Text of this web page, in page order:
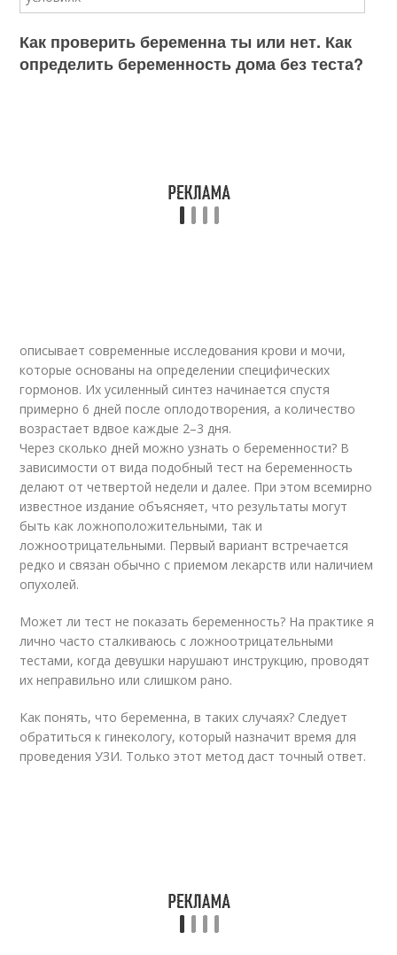
Как проверить беременна ты или нет. Как
определить беременность дома без теста?
описывает современные исследования крови и мочи,
которые основаны на определении специфических
гормонов. Их усиленный синтез начинается спустя
примерно 6 дней после оплодотворения, а количество
возрастает вдвое каждые 2–3 дня.
Через сколько дней можно узнать о беременности? В
зависимости от вида подобный тест на беременность
делают от четвертой недели и далее. При этом всемирно
известное издание объясняет, что результаты могут
быть как ложноположительными, так и
ложноотрицательными. Первый вариант встречается
редко и связан обычно с приемом лекарств или наличием
опухолей.
Может ли тест не показать беременность? На практике я
лично часто сталкиваюсь с ложноотрицательными
тестами, когда девушки нарушают инструкцию, проводят
их неправильно или слишком рано.
Как понять, что беременна, в таких случаях? Следует
обратиться к гинекологу, который назначит время для
проведения УЗИ. Только этот метод даст точный ответ.